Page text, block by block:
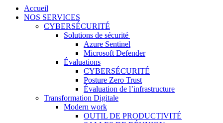
Accueil
NOS SERVICES
CYBERSÉCURITÉ
Solutions de sécurité
Azure Sentinel
Microsoft Defender
Évaluations
CYBERSÉCURITÉ
Posture Zero Trust
Évaluation de l’infrastructure
Transformation Digitale
Modern work
OUTIL DE PRODUCTIVITÉ